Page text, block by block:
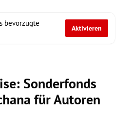
bevorzugte
Aktivieren
Sonderfonds
für Autoren